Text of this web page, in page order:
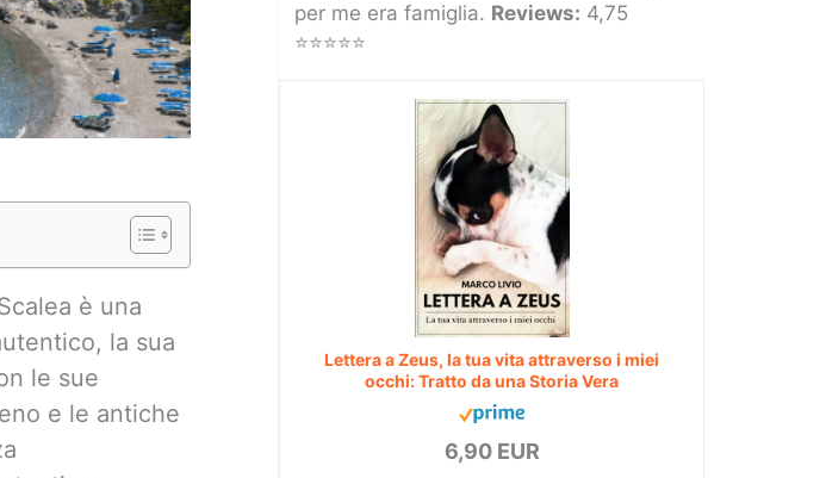
è una
la sua
le sue
e le antiche
per me era famiglia. Reviews: 4,75
⭐⭐⭐⭐⭐
Lettera a Zeus, la tua vita attraverso i miei
occhi: Tratto da una Storia Vera
6,90 EUR